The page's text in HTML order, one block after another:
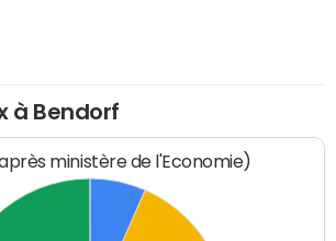
à Bendorf
ministère de l'Economie)